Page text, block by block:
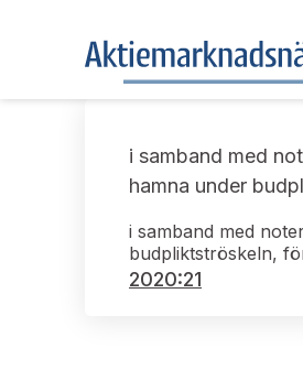
i samband med
hamna under
i samband med
budpliktströskeln,
2020:21